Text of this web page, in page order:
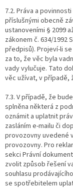
7.2. Práva a
příslušnými obecně
ustanoveními § 2099
zákonem č. 634/1992
předpisů). Projeví-li
za to, že věc byla
vady vylučuje. Tato
věc užívat, v případě,
7.3. V případě, že
splněna některá z
oznámit a uplatnit
zasláním e-mailu či
provozovny uvedené
provozovny. Pro
sekci Právní
zvolit způsob řešení
souhlasu
se spotřebitelem